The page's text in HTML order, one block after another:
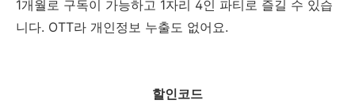
1개월로 구독이 가능하고 1자리 4인 파티로 즐길 수 있습
니다. OTT라 개인정보 누출도 없어요.
할인코드